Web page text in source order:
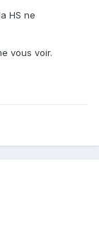
HS ne
vous voir.